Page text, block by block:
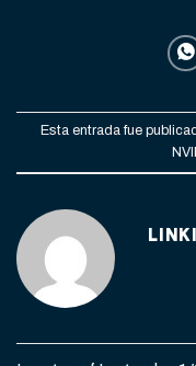
Esta entrada fue